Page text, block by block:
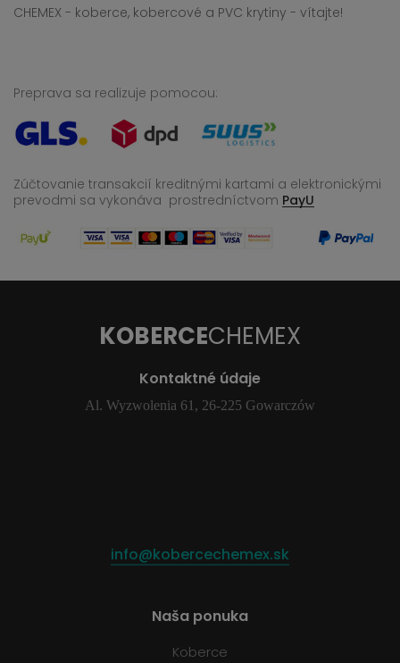
CHEMEX - koberce, kobercové a PVC krytiny - vítajte!
Preprava sa realizuje pomocou:
Zúčtovanie transakcií kreditnými kartami a elektronickými
prevodmi sa vykonáva prostredníctvom PayU
KOBERCECHEMEX
Kontaktné údaje
Al. Wyzwolenia 61, 26-225 Gowarczów
info@kobercechemex.sk
Naša ponuka
Koberce